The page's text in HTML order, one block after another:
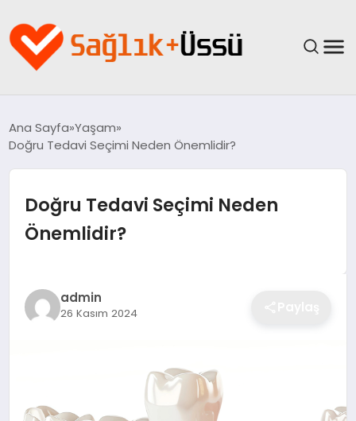
YAŞAM
SAĞLIK
GÜNCEL
BESLENME
Ana Sayfa Yaşam
Doğru Tedavi Seçimi Neden Önemlidir?
Doğru Tedavi Seçimi Neden
Önemlidir?
admin
26 Kasım 2024